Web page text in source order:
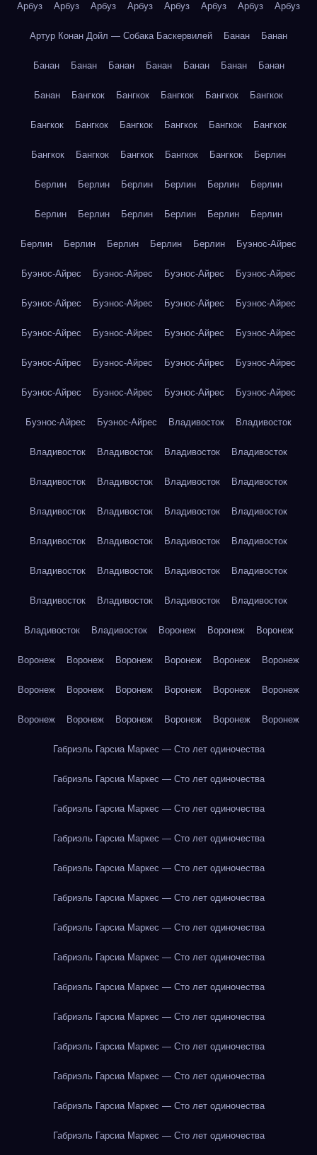
Арбуз Арбуз Арбуз Арбуз Арбуз Арбуз Арбуз Арбуз
Артур Конан Дойл — Собака Баскервилей Банан Банан
Банан Банан Банан Банан Банан Банан Банан
Банан Бангкок Бангкок Бангкок Бангкок Бангкок
Бангкок Бангкок Бангкок Бангкок Бангкок Бангкок
Бангкок Бангкок Бангкок Бангкок Бангкок Берлин
Берлин Берлин Берлин Берлин Берлин Берлин
Берлин Берлин Берлин Берлин Берлин Берлин
Берлин Берлин Берлин Берлин Берлин Буэнос-Айрес
Буэнос-Айрес Буэнос-Айрес Буэнос-Айрес Буэнос-Айрес
Буэнос-Айрес Буэнос-Айрес Буэнос-Айрес Буэнос-Айрес
Буэнос-Айрес Буэнос-Айрес Буэнос-Айрес Буэнос-Айрес
Буэнос-Айрес Буэнос-Айрес Буэнос-Айрес Буэнос-Айрес
Буэнос-Айрес Буэнос-Айрес Буэнос-Айрес Буэнос-Айрес
Буэнос-Айрес Буэнос-Айрес Владивосток Владивосток
Владивосток Владивосток Владивосток Владивосток
Владивосток Владивосток Владивосток Владивосток
Владивосток Владивосток Владивосток Владивосток
Владивосток Владивосток Владивосток Владивосток
Владивосток Владивосток Владивосток Владивосток
Владивосток Владивосток Владивосток Владивосток
Владивосток Владивосток Воронеж Воронеж Воронеж
Воронеж Воронеж Воронеж Воронеж Воронеж Воронеж
Воронеж Воронеж Воронеж Воронеж Воронеж Воронеж
Воронеж Воронеж Воронеж Воронеж Воронеж Воронеж
Габриэль Гарсиа Маркес — Сто лет одиночества
Габриэль Гарсиа Маркес — Сто лет одиночества
Габриэль Гарсиа Маркес — Сто лет одиночества
Габриэль Гарсиа Маркес — Сто лет одиночества
Габриэль Гарсиа Маркес — Сто лет одиночества
Габриэль Гарсиа Маркес — Сто лет одиночества
Габриэль Гарсиа Маркес — Сто лет одиночества
Габриэль Гарсиа Маркес — Сто лет одиночества
Габриэль Гарсиа Маркес — Сто лет одиночества
Габриэль Гарсиа Маркес — Сто лет одиночества
Габриэль Гарсиа Маркес — Сто лет одиночества
Габриэль Гарсиа Маркес — Сто лет одиночества
Габриэль Гарсиа Маркес — Сто лет одиночества
Габриэль Гарсиа Маркес — Сто лет одиночества